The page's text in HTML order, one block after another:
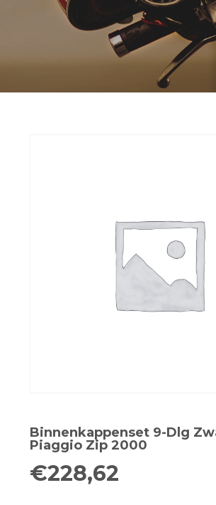
Originele AGM-onderdelen
Originele BTC-onderdelen
Originele Tomos-onderdelen
Bevestigingsdelen
Binnenkappenset 9-Dlg
Piaggio Zip 2000
€228,62